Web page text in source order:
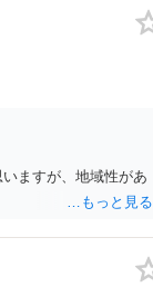
ますが、地域性があ